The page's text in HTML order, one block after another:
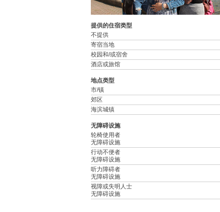
提供的住宿类型
不提供
寄宿当地
校园和/或宿舍
酒店或旅馆
地点类型
市/镇
郊区
海滨城镇
无障碍设施
轮椅使用者
无障碍设施
行动不便者
无障碍设施
听力障碍者
无障碍设施
视障或失明人士
无障碍设施